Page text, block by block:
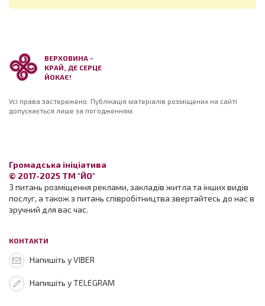
ВЕРХОВИНА -
КРАЙ, ДЕ СЕРЦЕ
ЙОКАЄ!
Усі права застережено. Публікація матеріалів розміщених на сайті
допускається лише за погодженням.
Громадська ініціатива
© 2017-2025 ТМ "ЙО"
З питань розміщення реклами, закладів житла та інших видів
послуг, а також з питань співробітництва звертайтесь до нас в
зручний для вас час.
КОНТАКТИ
Напишіть у VIBER
Напишіть у TELEGRAM